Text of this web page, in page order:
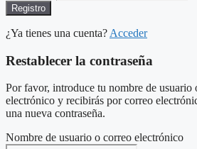
Registro
¿Ya tienes una cuenta? Acceder
Restablecer la contraseña
Por favor, introduce tu nombre de usuario
electrónico y recibirás por correo
una nueva contraseña.
Nombre de usuario o correo electrónico